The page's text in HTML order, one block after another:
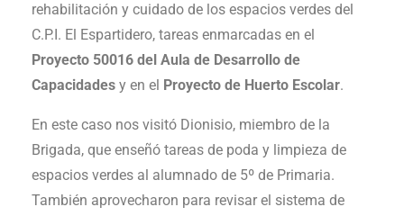
rehabilitación y cuidado de los espacios verdes del
C.P.I. El Espartidero, tareas enmarcadas en el
Proyecto 50016 del Aula de Desarrollo de
Capacidades y en el Proyecto de Huerto Escolar.
En este caso nos visitó Dionisio, miembro de la
Brigada, que enseñó tareas de poda y limpieza de
espacios verdes al alumnado de 5º de Primaria.
También aprovecharon para revisar el sistema de